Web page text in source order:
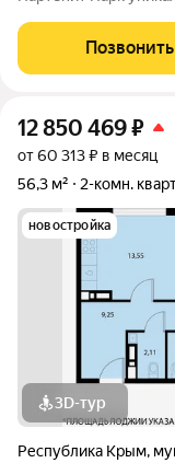
- Дома расположены
- Кристально чистый
Позвонить
12 850 469₽
от 60 313 ₽ в месяц
56,3 м²
2-комн.
новостройка
3D-тур
Республика Крым,